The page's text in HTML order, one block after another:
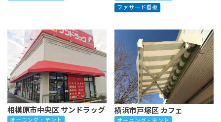
ファサード看板
相模原市中央区 サンドラッグ
オーニング・テント
横浜市戸塚区 カフェ
オーニング・テント